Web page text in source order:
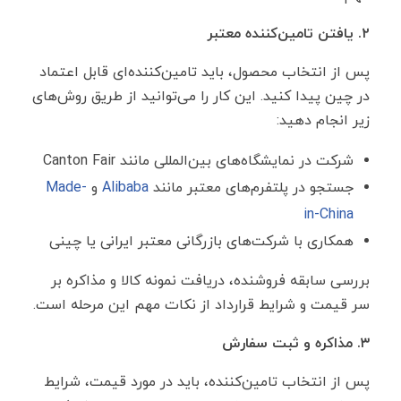
۲. یافتن تامین‌کننده معتبر
پس از انتخاب محصول، باید تامین‌کننده‌ای قابل اعتماد
در چین پیدا کنید. این کار را می‌توانید از طریق روش‌های
زیر انجام دهید:
شرکت در نمایشگاه‌های بین‌المللی مانند Canton Fair
جستجو در پلتفرم‌های معتبر مانند Alibabaو Made-
in-China
همکاری با شرکت‌های بازرگانی معتبر ایرانی یا چینی
بررسی سابقه فروشنده، دریافت نمونه کالا و مذاکره بر
سر قیمت و شرایط قرارداد از نکات مهم این مرحله است.
۳. مذاکره و ثبت سفارش
پس از انتخاب تامین‌کننده، باید در مورد قیمت، شرایط